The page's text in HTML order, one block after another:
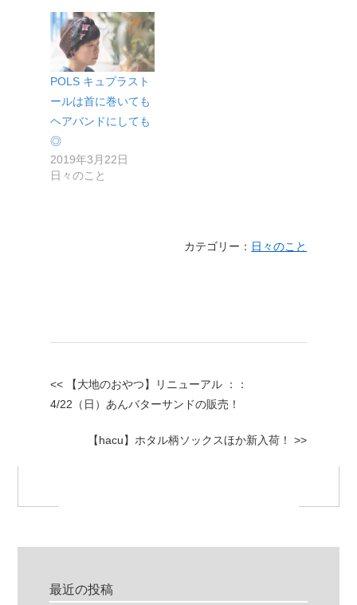
POLS キュプラスト
ールは首に巻いても
ヘアバンドにしても
◎
2019年3月22日
日々のこと
カテゴリー： 日々のこと
<< 【大地のおやつ】リニューアル ：：
4/22（日）あんバターサンドの販売！
【hacu】ホタル柄ソックスほか新入荷！ >>
最近の投稿